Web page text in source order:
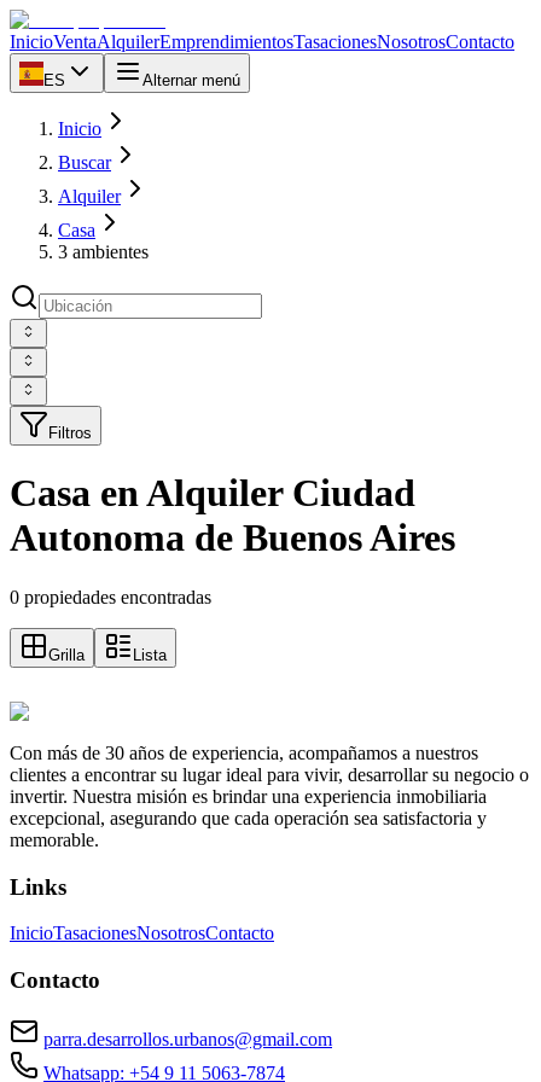
InicioVentaAlquilerEmprendimientosTasacionesNosotrosContacto
ES Alternar menú
Inicio
Buscar
Alquiler
Casa
3 ambientes
Filtros
Casa en Alquiler Ciudad
Autonoma de Buenos Aires
0 propiedades encontradas
Grilla Lista
Con más de 30 años de experiencia, acompañamos a nuestros
clientes a encontrar su lugar ideal para vivir, desarrollar su negocio o
invertir. Nuestra misión es brindar una experiencia inmobiliaria
excepcional, asegurando que cada operación sea satisfactoria y
memorable.
Links
InicioTasacionesNosotrosContacto
Contacto
parra.desarrollos.urbanos@gmail.com
Whatsapp: +54 9 11 5063-7874